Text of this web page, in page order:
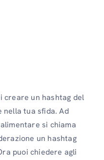
creare un hashtag del
nella tua sfida. Ad
si chiama
un hashtag
puoi chiedere agli